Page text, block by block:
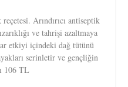
Arındırıcı antiseptik
ve tahrişi azaltmaya
etkiyi içindeki dağ tütünü
serinletir ve gençliğin
106 TL